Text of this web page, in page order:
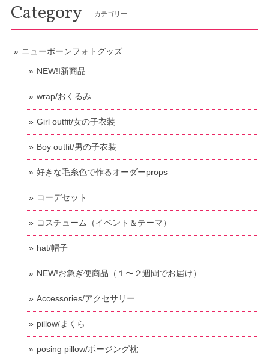
Category カテゴリー
ニューボーンフォトグッズ
NEW!I新商品
wrap/おくるみ
Girl outfit/女の子衣装
Boy outfit/男の子衣装
好きな毛糸色で作るオーダーprops
コーデセット
コスチューム（イベント＆テーマ）
hat/帽子
NEW!お急ぎ便商品（１〜２週間でお届け）
Accessories/アクセサリー
pillow/まくら
posing pillow/ポージング枕